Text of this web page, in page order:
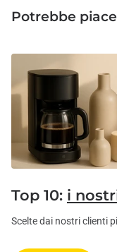
Potrebbe
Top 10: i
Scelte dai nostri clienti